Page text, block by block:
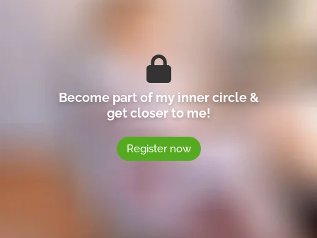
Become part of my inner circle &
get closer to me!
Register now